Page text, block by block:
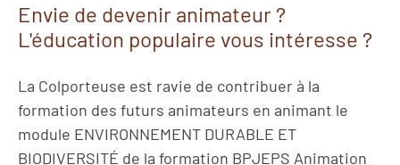
Envie de devenir animateur ?
L'éducation populaire vous intéresse ?
La Colporteuse est ravie de contribuer à la
formation des futurs animateurs en animant le
module ENVIRONNEMENT DURABLE ET
BIODIVERSITÉ de la formation BPJEPS Animation